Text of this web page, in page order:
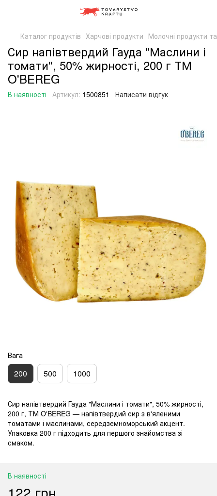
Каталог продуктів Харчові продукти Молочні продукти
Сир напівтвердий Гауда "Маслини і
томати", 50% жирності, 200 г ТМ
O'BEREG
В наявності Артикул: 1500851 Написати відгук
Вага
200 500 1000
Сир напівтвердий Гауда "Маслини і томати", 50% жирності,
200 г, ТМ O'BEREG — напівтвердий сир з в'яленими
томатами і маслинами, середземноморський акцент.
Упаковка 200 г підходить для першого знайомства зі
смаком.
В наявності
122 грн